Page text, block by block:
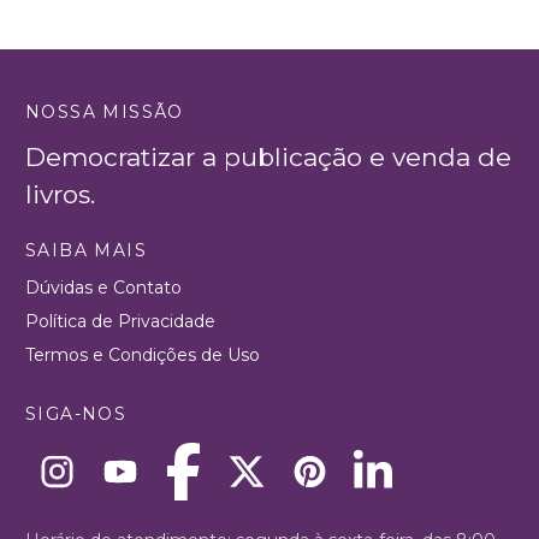
NOSSA MISSÃO
Democratizar a publicação e venda de
livros.
SAIBA MAIS
Dúvidas e Contato
Política de Privacidade
Termos e Condições de Uso
SIGA-NOS